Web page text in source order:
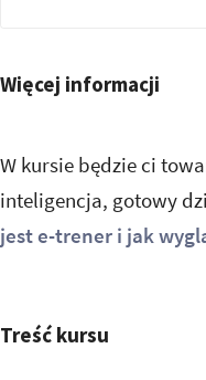
Więcej informacji
W kursie będzie ci
inteligencja, gotowy
jest e-trener i jak
Treść kursu